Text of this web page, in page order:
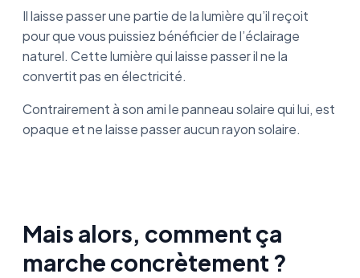
Il laisse passer une partie de la lumière qu’il reçoit
pour que vous puissiez bénéficier de l’éclairage
naturel. Cette lumière qui laisse passer il ne la
convertit pas en électricité.
Contrairement à son ami le panneau solaire qui lui, est
opaque et ne laisse passer aucun rayon solaire.
Mais alors, comment ça
marche concrètement ?